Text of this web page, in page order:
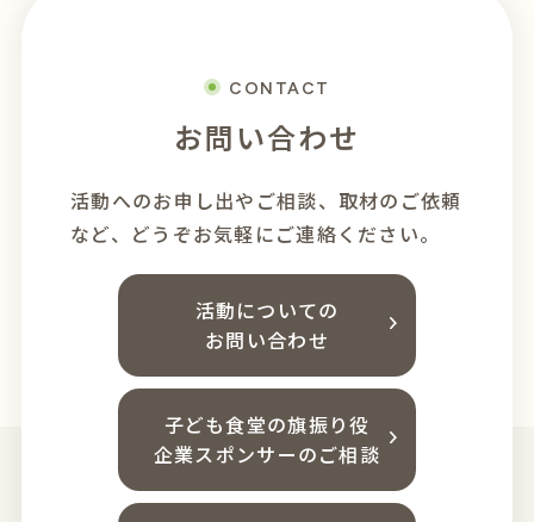
CONTACT
お問い合わせ
活動へのお申し出やご相談、 取材のご依頼
など、どうぞお気軽にご連絡ください。
活動についての
お問い合わせ
子ども食堂の旗振り役
企業スポンサーのご相談